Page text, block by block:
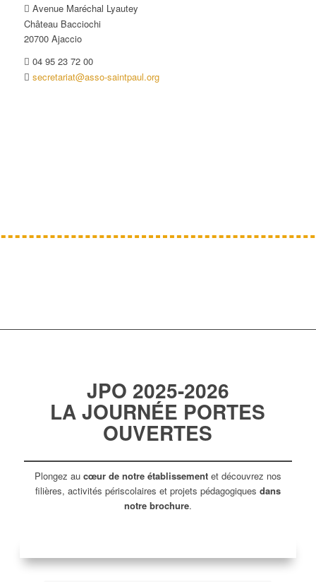
Avenue Maréchal Lyautey
Château Bacciochi
20700 Ajaccio
04 95 23 72 00
secretariat@asso-saintpaul.org
JPO 2025-2026
LA JOURNÉE PORTES
OUVERTES
Plongez aucœur de notre établissementet découvrez nos
filières, activités périscolaires et projets pédagogiques dans
notre brochure.